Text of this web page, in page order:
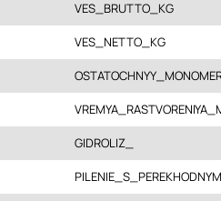
VES_BRUTTO_KG
VES_NETTO_KG
GIDROLIZ_